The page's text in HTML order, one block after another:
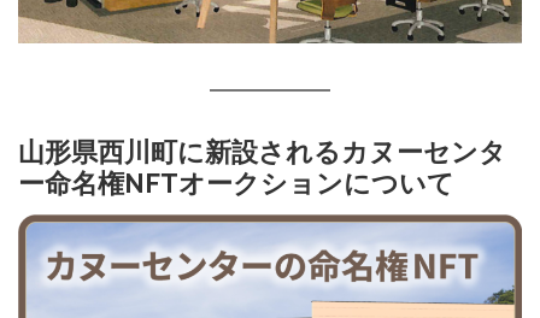
山形県西川町に新設されるカヌーセンタ
ー命名権NFTオークションについて